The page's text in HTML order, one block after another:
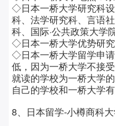
◇日本一桥大学研究科设
科、法学研究科、言语
科、国际·公共政策大学
◇日本一桥大学优势研
◇日本一桥大学留学申
低，因为一桥大学不接
就读的学校为一桥大学
自己的学校和一桥大学
8、日本留学-小樽商科